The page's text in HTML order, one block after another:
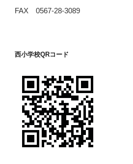
FAX 0567-28-3089
西小学校QRコード